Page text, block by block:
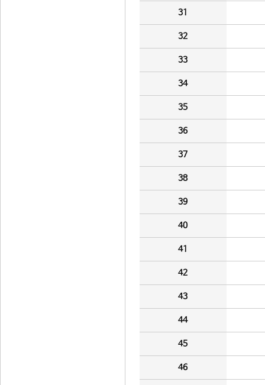
31
32
33
34
35
36
37
38
39
40
41
42
43
44
45
46